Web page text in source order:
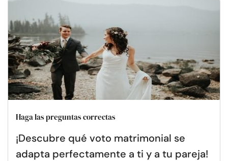
Haga las preguntas correctas
¡Descubre qué voto matrimonial se
adapta perfectamente a ti y a tu pareja!